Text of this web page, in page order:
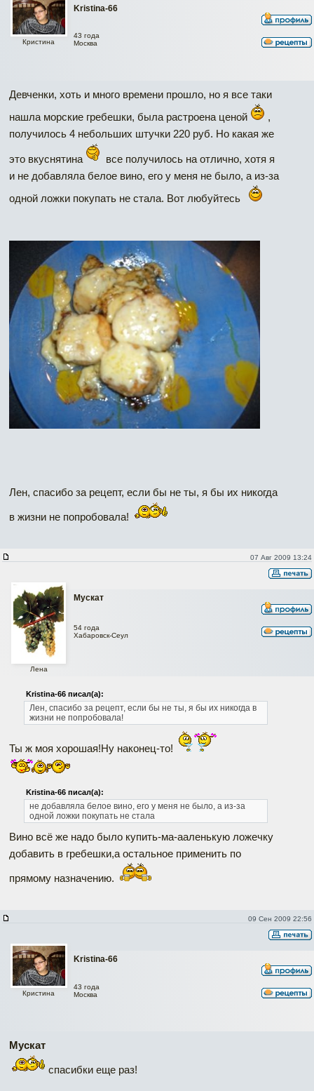
Kristina-66
Кристина
43 года
Москва
Девченки, хоть и много времени прошло, но я все таки
нашла морские гребешки, была растроена ценой
,
получилось 4 небольших штучки 220 руб. Но какая же
это вкуснятина
все получилось на отлично, хотя я
и не добавляла белое вино, его у меня не было, а из-за
одной ложки покупать не стала. Вот любуйтесь
Лен, спасибо за рецепт, если бы не ты, я бы их никогда
в жизни не попробовала!
07 Авг 2009 13:24
Мускат
Лена
54 года
Хабаровск-Сеул
Kristina-66 писал(а):
Лен, спасибо за рецепт, если бы не ты, я бы их никогда в
жизни не попробовала!
Ты ж моя хорошая!Ну наконец-то!
Kristina-66 писал(а):
не добавляла белое вино, его у меня не было, а из-за
одной ложки покупать не стала
Вино всё же надо было купить-ма-ааленькую ложечку
добавить в гребешки,а остальное применить по
прямому назначению.
09 Сен 2009 22:56
Kristina-66
Кристина
43 года
Москва
Мускат
спасибки еще раз!